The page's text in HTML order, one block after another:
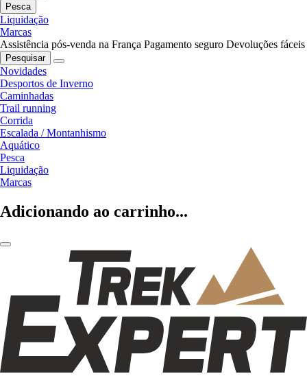
Pesca
Liquidação
Marcas
Assistência pós-venda na França Pagamento seguro Devoluções fáceis
Pesquisar
Novidades
Desportos de Inverno
Caminhadas
Trail running
Corrida
Escalada / Montanhismo
Aquático
Pesca
Liquidação
Marcas
Adicionando ao carrinho...